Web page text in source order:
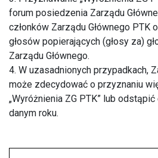
forum posiedzenia Zarządu
członków Zarządu Głównego PTK
głosów popierających (głosy za)
Zarządu Głównego.
4. W uzasadnionych przypadkach,
może zdecydować o przyznaniu
„Wyróżnienia ZG PTK” lub
danym roku.